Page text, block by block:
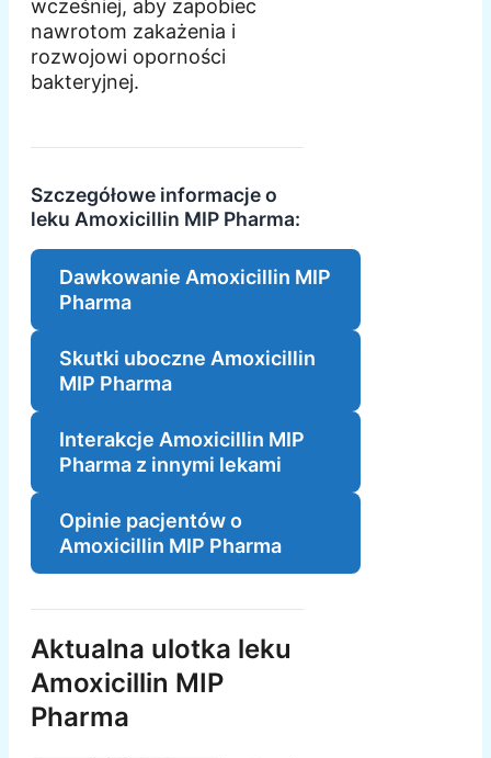
wcześniej, aby zapobiec
nawrotom zakażenia i
rozwojowi oporności
bakteryjnej.
Szczegółowe informacje o
leku Amoxicillin MIP Pharma:
Dawkowanie Amoxicillin MIP
Pharma
Skutki uboczne Amoxicillin
MIP Pharma
Interakcje Amoxicillin MIP
Pharma z innymi lekami
Opinie pacjentów o
Amoxicillin MIP Pharma
Aktualna ulotka leku
Amoxicillin MIP
Pharma